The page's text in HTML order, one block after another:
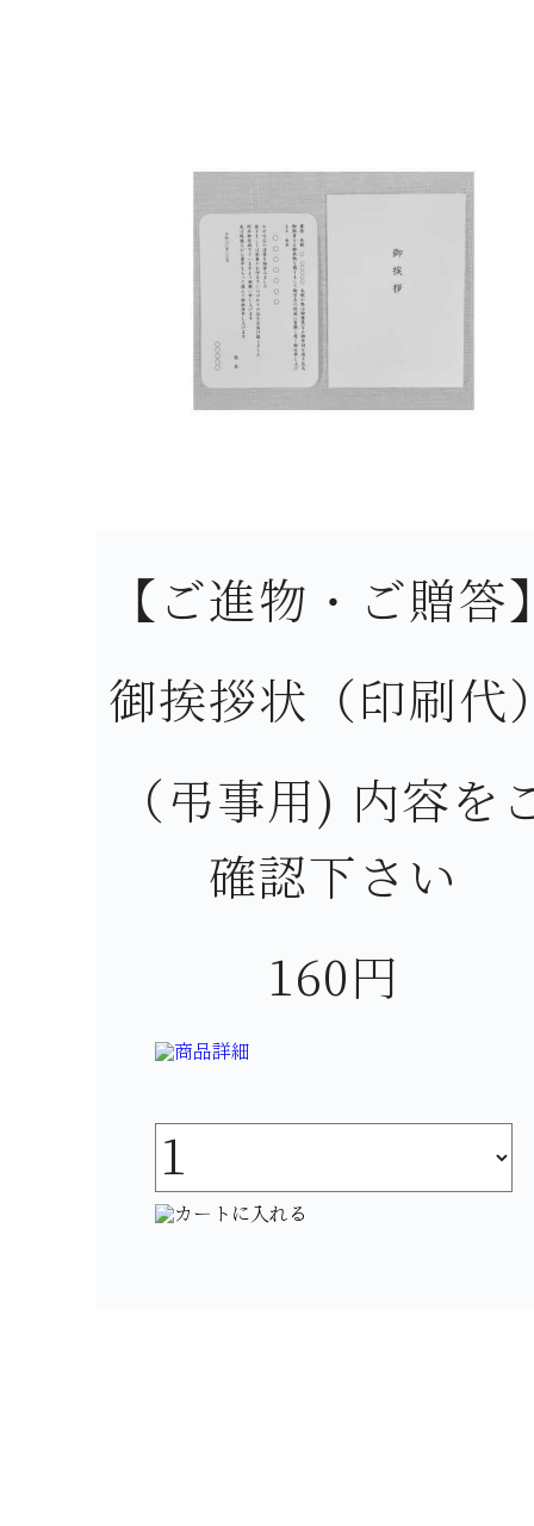
【ご進物・ご贈答
御挨拶状（印刷代
（弔事用) 内容を
確認下さい
160円